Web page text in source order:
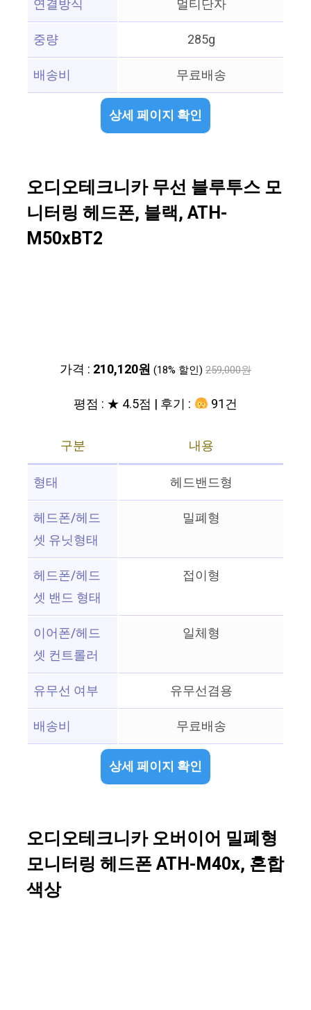
연결방식
멀티단자
중량
285g
배송비
무료배송
상세 페이지 확인
오디오테크니카 무선 블루투스 모
니터링 헤드폰, 블랙, ATH-
M50xBT2
가격 : 210,120원 (18% 할인) 259,000원
평점 : ★ 4.5점 | 후기 : 91건
구분
내용
형태
헤드밴드형
헤드폰/헤드
셋 유닛형태
밀폐형
헤드폰/헤드
셋 밴드 형태
접이형
이어폰/헤드
셋 컨트롤러
일체형
유무선 여부
유무선겸용
배송비
무료배송
상세 페이지 확인
오디오테크니카 오버이어 밀폐형
모니터링 헤드폰 ATH-M40x, 혼합
색상